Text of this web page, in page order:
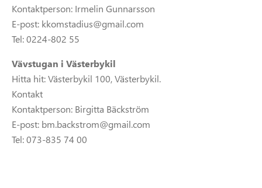
Kontaktperson: Irmelin Gunnarsson
E-post: kkomstadius@gmail.com
Tel: 0224-802 55
Vävstugan i Västerbykil
Hitta hit: Västerbykil 100, Västerbykil.
Kontakt
Kontaktperson: Birgitta Bäckström
E-post: bm.backstrom@gmail.com
Tel: 073-835 74 00